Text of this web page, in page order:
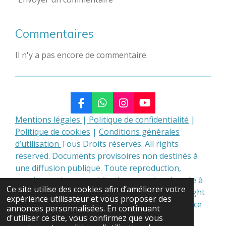
Ce site utilise des cookies afin d’améliorer votre
expérience utilisateur et vous proposer des
annonces personnalisées. En continuant
d'utiliser ce site, vous confirmez que vous
Commentaires
Il n'y a pas encore de commentaire.
F
a
c
e
b
o
o
k
W
h
a
t
s
A
p
p
I
n
s
t
a
g
r
a
m
Y
o
u
T
u
b
e
Mentions légales | Politique de confidentialité |
Politique de cookies | Conditions générales
d’utilisation Tous Droits réservés. All rights
reserved. Documents provisoires non destinés à
une diffusion publique. Toute reproduction,
représentation ou publication est subordonnée à
l’autorisation des titulaires de droits.|© Copyright
Institut Général des Forces Psychosiques - France
2021| Pages révisées le 02/08/2026